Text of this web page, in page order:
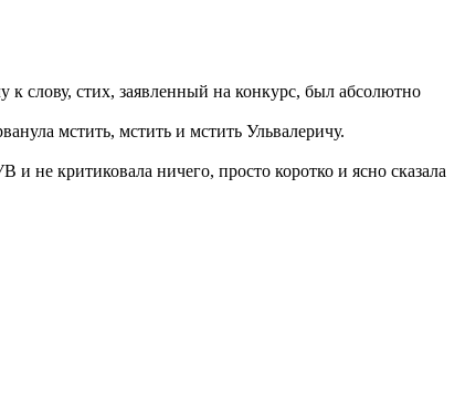
слову, стих, заявленный на конкурс, был абсолютно
мстить, мстить и мстить Ульвалеричу.
не критиковала ничего, просто коротко и ясно сказала